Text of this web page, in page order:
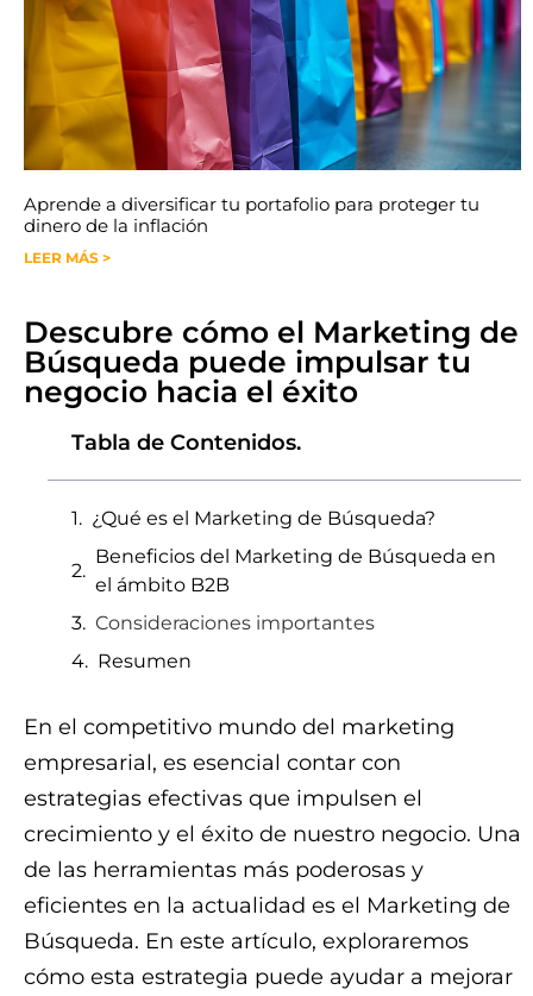
Aprende a diversificar tu portafolio para proteger tu
dinero de la inflación
LEER MÁS >
Descubre cómo el Marketing de
Búsqueda puede impulsar tu
negocio hacia el éxito
Tabla de Contenidos.
¿Qué es el Marketing de Búsqueda?
Beneficios del Marketing de Búsqueda en
el ámbito B2B
Consideraciones importantes
Resumen
En el competitivo mundo del marketing
empresarial, es esencial contar con
estrategias efectivas que impulsen el
crecimiento y el éxito de nuestro negocio. Una
de las herramientas más poderosas y
eficientes en la actualidad es el Marketing de
Búsqueda. En este artículo, exploraremos
cómo esta estrategia puede ayudar a mejorar